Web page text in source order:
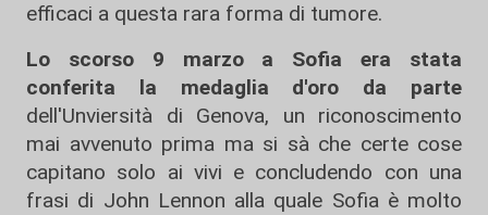
efficaci a questa rara forma di tumore.
Lo scorso 9 marzo a Sofia era stata
conferita la medaglia d'oro da parte
dell'Unviersità di Genova, un riconoscimento
mai avvenuto prima ma si sà che certe cose
capitano solo ai vivi e concludendo con una
frasi di John Lennon alla quale Sofia è molto